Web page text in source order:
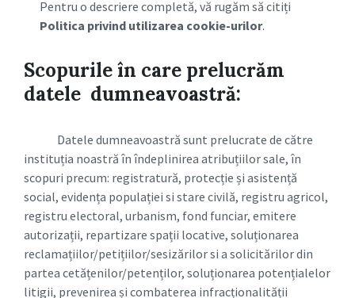
Pentru o descriere completă, vă rugăm să citiți
Politica privind utilizarea cookie-urilor.
Scopurile în care prelucrăm
datele dumneavoastră:
Datele dumneavoastră sunt prelucrate de către
instituția noastră în îndeplinirea atribuțiilor sale, în
scopuri precum: registratură, protecție și asistență
social, evidența populației si stare civilă, registru agricol,
registru electoral, urbanism, fond funciar, emitere
autorizații, repartizare spații locative, soluționarea
reclamațiilor/petițiilor/sesizărilor si a solicitărilor din
partea cetățenilor/petenților, soluționarea potențialelor
litigii, prevenirea și combaterea infracționalității